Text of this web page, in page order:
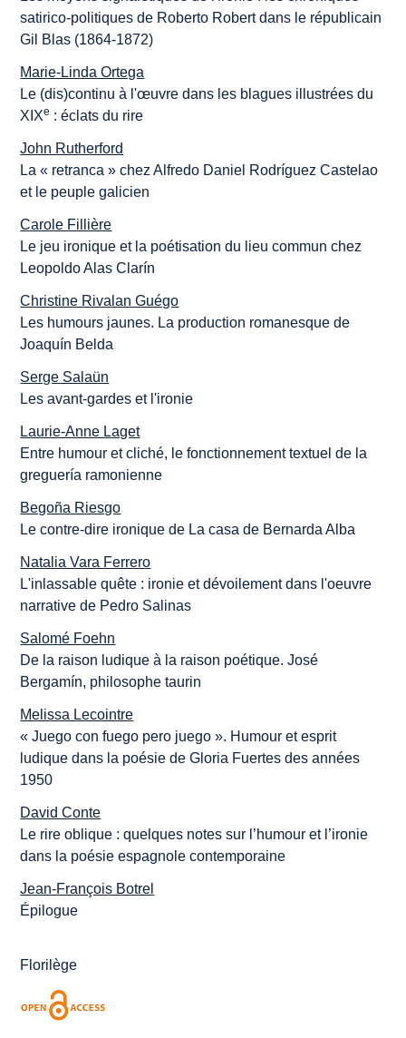
satirico-politiques de Roberto Robert dans le républicain
Gil Blas (1864-1872)
Marie-Linda Ortega
Le (dis)continu à l'œuvre dans les blagues illustrées du
XIXe : éclats du rire
John Rutherford
La « retranca » chez Alfredo Daniel Rodríguez Castelao
et le peuple galicien
Carole Fillière
Le jeu ironique et la poétisation du lieu commun chez
Leopoldo Alas Clarín
Christine Rivalan Guégo
Les humours jaunes. La production romanesque de
Joaquín Belda
Serge Salaün
Les avant-gardes et l'ironie
Laurie-Anne Laget
Entre humour et cliché, le fonctionnement textuel de la
greguería ramonienne
Begoña Riesgo
Le contre-dire ironique de La casa de Bernarda Alba
Natalia Vara Ferrero
L'inlassable quête : ironie et dévoilement dans l'oeuvre
narrative de Pedro Salinas
Salomé Foehn
De la raison ludique à la raison poétique. José
Bergamín, philosophe taurin
Melissa Lecointre
« Juego con fuego pero juego ». Humour et esprit
ludique dans la poésie de Gloria Fuertes des années
1950
David Conte
Le rire oblique : quelques notes sur l’humour et l’ironie
dans la poésie espagnole contemporaine
Jean-François Botrel
Épilogue
Florilège